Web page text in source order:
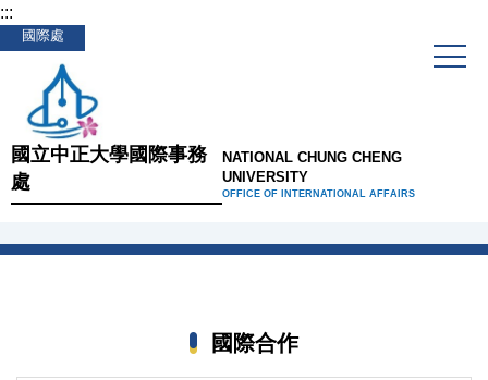
跳
到
內
容
區
:::
國際處
國立中正大學國際事務
處
NATIONAL CHUNG CHENG
UNIVERSITY
OFFICE OF INTERNATIONAL AFFAIRS
國際合作